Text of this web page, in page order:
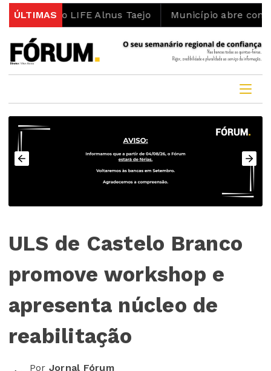
ÚLTIMAS
LIFE Alnus Taejo Município abre concurso para
ULS de Castelo Branco
promove workshop e
apresenta núcleo de
reabilitação
Por Jornal Fórum